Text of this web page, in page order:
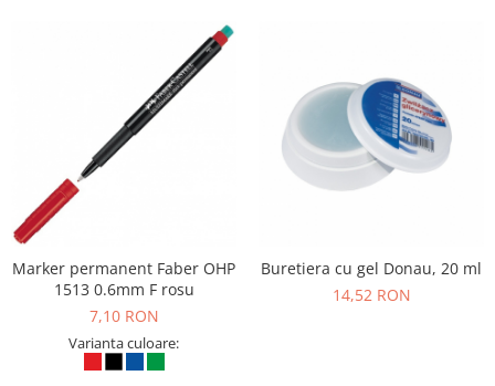
Tehnica si mobilier pentru birou
Laminatoare
Folii laminare
Accesorii mobilier
Ghilotine și Trimmere
Calculatoare de birou
Distrugatoare documente
Cosuri de gunoi pentru birou
Scaune, birouri si produse
Marker permanent Faber OHP
1513 0.6mm F rosu
7,10 RON
Varianta culoare:
Buretiera cu gel Donau, 20 ml
14,52 RON